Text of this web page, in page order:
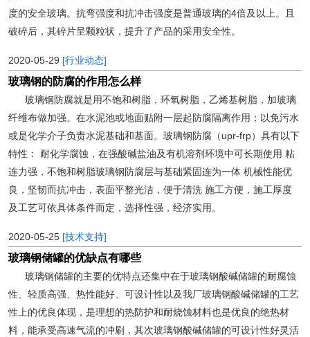
度的安全玻璃。抗弯强度和抗冲击强度是普通玻璃的4倍及以上。且
破碎后，其碎片呈颗粒状，提升了产品的采用安全性。
2020-05-29 [行业动态]
玻璃钢的防腐的作用怎么样
玻璃钢防腐就是用不饱和树脂，环氧树脂，乙烯基树脂，加玻璃
纤维布做加强。在水泥池或地面贴附一层起防腐隔离作用；以免污水
或是化学介子负责水泥基础和基面。玻璃钢防腐（upr-frp）具有以下
特性： 耐化学腐蚀，在强酸碱盐油及有机溶剂环境中可长期使用 粘
连力强，不饱和树脂玻璃钢防腐层与基础紧固连为一体 机械性能优
良，坚韧而抗冲击，表面平整光洁，便于清洗 施工方便，施工厚度
及工艺可依具体条件而定，选择性强，经济实用。
2020-05-25 [技术支持]
玻璃钢储罐的优缺点有哪些
玻璃钢储罐的主要的优特点还集中在于玻璃钢酸碱储罐的耐腐蚀
性、轻质高强、热性能好、可设计性以及我厂玻璃钢酸碱储罐的工艺
性上的优良体现，是理想的热防护和耐烧蚀材料也是优良的绝热材
料，能承受高速气流的冲刷，其次玻璃钢酸碱储罐的可设计性好灵活